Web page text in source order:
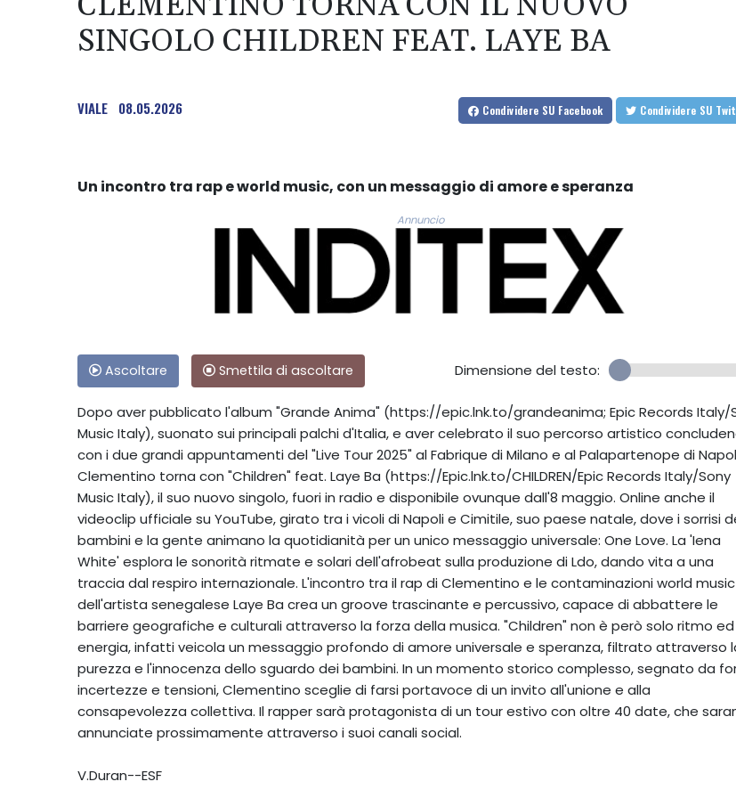
SINGOLO CHILDREN FEAT. LAYE BA
VIALE 08.05.2026 Condividere SU Facebook Condividere SU
Un incontro tra rap e world music, con un messaggio di amore e speranza
Annuncio
Ascoltare Smettila di ascoltare Dimensione del testo:
Dopo aver pubblicato l'album "Grande Anima" (https://epic.lnk.to/grandeanima; Epic Records Italy/
Music Italy), suonato sui principali palchi d'Italia, e aver celebrato il suo percorso artistico
con i due grandi appuntamenti del "Live Tour 2025" al Fabrique di Milano e al Palapartenope di
Clementino torna con "Children" feat. Laye Ba (https://Epic.lnk.to/CHILDREN/Epic Records Italy/Sony
Music Italy), il suo nuovo singolo, fuori in radio e disponibile ovunque dall'8 maggio. Online anche il
videoclip ufficiale su YouTube, girato tra i vicoli di Napoli e Cimitile, suo paese natale, dove i sorrisi
bambini e la gente animano la quotidianità per un unico messaggio universale: One Love. La 'Iena
White' esplora le sonorità ritmate e solari dell'afrobeat sulla produzione di Ldo, dando vita a una
traccia dal respiro internazionale. L'incontro tra il rap di Clementino e le contaminazioni world music
dell'artista senegalese Laye Ba crea un groove trascinante e percussivo, capace di abbattere le
barriere geografiche e culturali attraverso la forza della musica. "Children" non è però solo ritmo ed
energia, infatti veicola un messaggio profondo di amore universale e speranza, filtrato attraverso
purezza e l'innocenza dello sguardo dei bambini. In un momento storico complesso, segnato da
incertezze e tensioni, Clementino sceglie di farsi portavoce di un invito all'unione e alla
consapevolezza collettiva. Il rapper sarà protagonista di un tour estivo con oltre 40 date, che
annunciate prossimamente attraverso i suoi canali social.
V.Duran--ESF